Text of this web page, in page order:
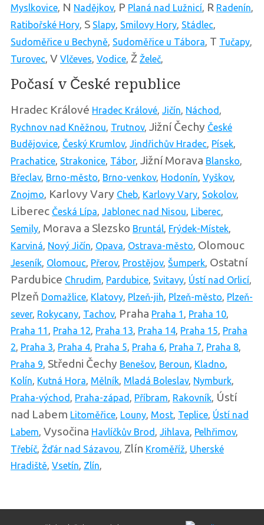
Myslkovice, N Nadějkov, P Planá nad Lužnicí, R Radenín,
Ratibořské Hory, S Slapy, Smilovy Hory, Stádlec,
Sudoměřice u Bechyně, Sudoměřice u Tábora, T Tučapy,
Turovec, V Vlčeves, Vodice, Ž Želeč,
Počasí v České republice
Hradec Králové Hradec Králové, Jičín, Náchod ,
Rychnov nad Kněžnou, Trutnov, Jižní Čechy České
Budějovice, Český Krumlov, Jindřichův Hradec, Písek,
Prachatice, Strakonice, Tábor, Jižní Morava Blansko,
Břeclav, Brno-město, Brno-venkov, Hodonín, Vyškov,
Znojmo, Karlovy Vary Cheb, Karlovy Vary, Sokolov,
Liberec Česká Lípa, Jablonec nad Nisou, Liberec,
Semily, Morava a Slezsko Bruntál, Frýdek-Místek,
Karviná, Nový Jičín, Opava, Ostrava-město, Olomouc
Jeseník, Olomouc, Přerov, Prostějov, Šumperk, Ostatní
Pardubice Chrudim, Pardubice, Svitavy, Ústí nad Orlicí,
Plzeň Domažlice, Klatovy, Plzeň-jih, Plzeň-město, Plzeň-
sever, Rokycany, Tachov, Praha Praha 1 , Praha 10,
Praha 11 , Praha 12, Praha 13, Praha 14, Praha 15, Praha
2, Praha 3, Praha 4, Praha 5, Praha 6, Praha 7, Praha 8,
Praha 9, Středni Čechy Benešov, Beroun, Kladno,
Kolín, Kutná Hora, Mělník, Mladá Boleslav, Nymburk,
Praha-východ , Praha-západ , Příbram, Rakovník, Ústí
nad Labem Litoměřice, Louny, Most, Teplice, Ústí nad
Labem, Vysočina Havlíčkův Brod , Jihlava, Pelhřimov,
Třebíč, Žďár nad Sázavou, Zlín Kroměříž, Uherské
Hradiště, Vsetín, Zlín,